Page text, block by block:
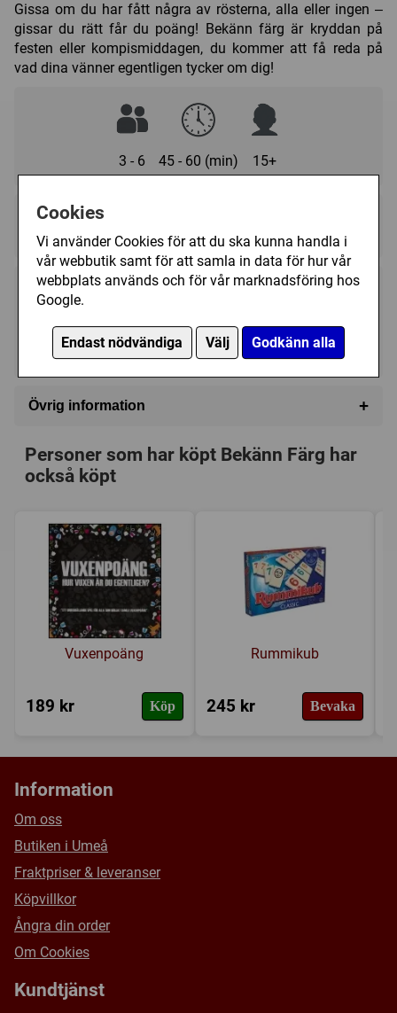
Cookies
Vi använder Cookies för att du ska kunna handla i
vår webbutik samt för att samla in data för hur vår
webbplats används och för vår marknadsföring hos
Google.
Endast nödvändiga Välj Godkänn alla
Gissa om du har fått några av rösterna, alla eller ingen –
gissar du rätt får du poäng! Bekänn färg är kryddan på
festen eller kompismiddagen, du kommer att få reda på
vad dina vänner egentligen tycker om dig!
3 - 6 45 - 60 (min) 15+
★★★★★★★★★★
★★★★★★★★★★
125 kr
Ej tillgänglig
Övrig information +
Kategori: Frågor
Tillverkare:
Försälj. rank:
6255/18139
Personer som har köpt Bekänn Färg har
också köpt
Vuxenpoäng
189 kr Köp
Rummikub
245 kr Bevaka
Information
Om oss
Butiken i Umeå
Fraktpriser & leveranser
Köpvillkor
Ångra din order
Om Cookies
Kundtjänst